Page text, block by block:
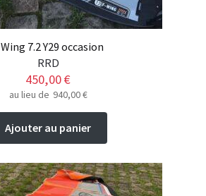
Wing 7.2 Y29 occasion
RRD
450,00€
au lieu de 940,00€
Ajouter au panier